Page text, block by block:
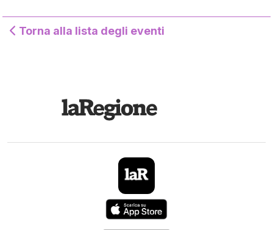
Torna alla lista degli eventi